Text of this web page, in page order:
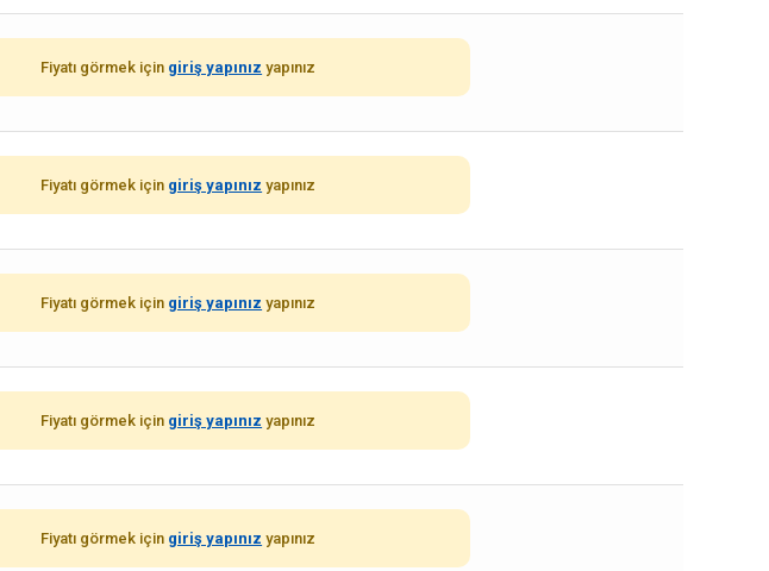
Fiyatı görmek için giriş yapınız yapınız
Fiyatı görmek için giriş yapınız yapınız
Fiyatı görmek için giriş yapınız yapınız
Fiyatı görmek için giriş yapınız yapınız
Fiyatı görmek için giriş yapınız yapınız